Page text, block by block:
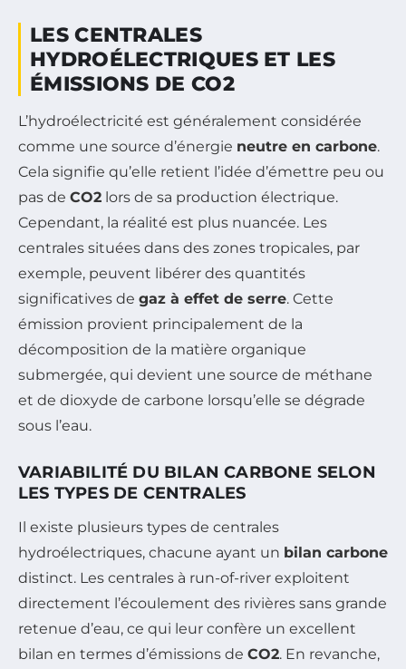
LES CENTRALES
HYDROÉLECTRIQUES ET LES
ÉMISSIONS DE CO2
L’hydroélectricité est généralement considérée
comme une source d’énergie neutre en carbone.
Cela signifie qu’elle retient l’idée d’émettre peu ou
pas de CO2 lors de sa production électrique.
Cependant, la réalité est plus nuancée. Les
centrales situées dans des zones tropicales, par
exemple, peuvent libérer des quantités
significatives de gaz à effet de serre. Cette
émission provient principalement de la
décomposition de la matière organique
submergée, qui devient une source de méthane
et de dioxyde de carbone lorsqu’elle se dégrade
sous l’eau.
VARIABILITÉ DU BILAN CARBONE SELON
LES TYPES DE CENTRALES
Il existe plusieurs types de centrales
hydroélectriques, chacune ayant un bilan carbone
distinct. Les centrales à run-of-river exploitent
directement l’écoulement des rivières sans grande
retenue d’eau, ce qui leur confère un excellent
bilan en termes d’émissions de CO2. En revanche,